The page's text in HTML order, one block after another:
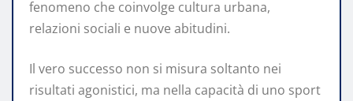
fenomeno che coinvolge cultura urbana,
relazioni sociali e nuove abitudini.
Il vero successo non si misura soltanto nei
risultati agonistici, ma nella capacità di uno sport